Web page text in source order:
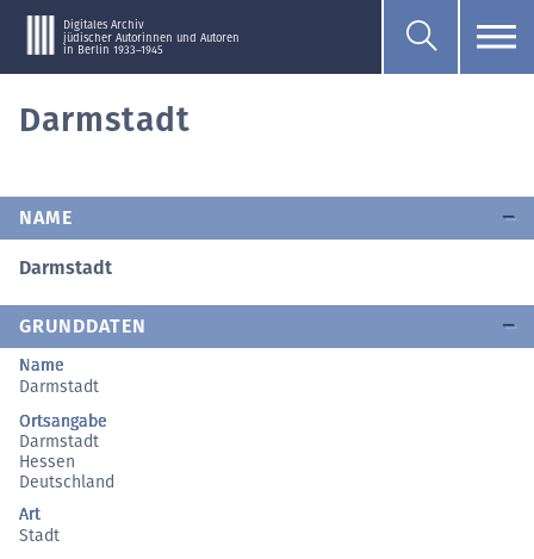
Digitales Archiv
jüdischer Autorinnen und Autoren
in Berlin 1933–1945
Darmstadt
NAME
Darmstadt
GRUNDDATEN
Name
Darmstadt
Ortsangabe
Darmstadt
Hessen
Deutschland
Art
Stadt